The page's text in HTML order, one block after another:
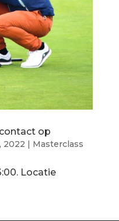
op
2022 | Masterclass
Locatie